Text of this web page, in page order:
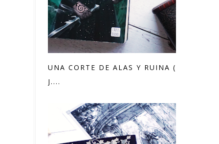
UNA CORTE DE ALAS Y RUINA (SARAH
J....